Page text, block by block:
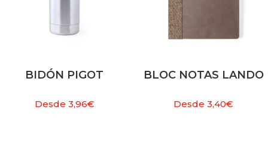
BIDÓN PIGOT
Desde 3,96€
BLOC NOTAS LANDO
Desde3,40€